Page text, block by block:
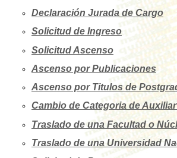
Declaración Jurada de Cargo
Solicitud de Ingreso
Solicitud Ascenso
Ascenso por Publicaciones
Ascenso por Titulos de
Cambio de Categoria de
Traslado de una Facultad o
Traslado de una Universidad